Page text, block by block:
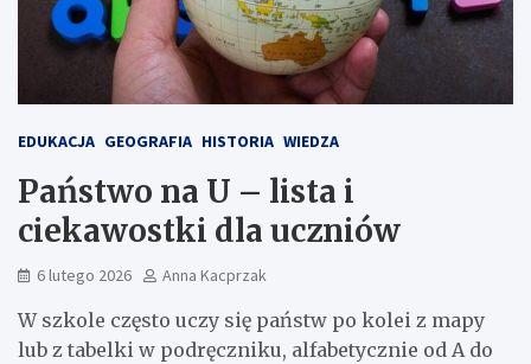
EDUKACJA GEOGRAFIA HISTORIA WIEDZA
Państwo na U – lista i
ciekawostki dla uczniów
6 lutego 2026 Anna Kacprzak
W szkole często uczy się państw po kolei z mapy
lub z tabelki w podręczniku, alfabetycznie od A do